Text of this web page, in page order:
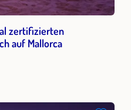
zertifizierten
auf Mallorca